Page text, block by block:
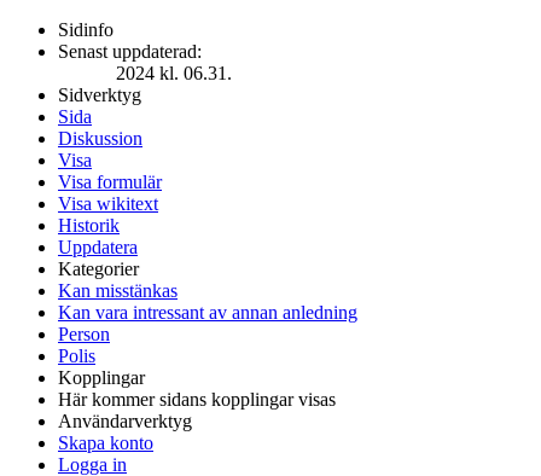
Sidinfo
Senast uppdaterad:
2024 kl. 06.31.
Sidverktyg
Sida
Diskussion
Visa
Visa formulär
Visa wikitext
Historik
Uppdatera
Kategorier
Kan misstänkas
Kan vara intressant av annan anledning
Person
Polis
Kopplingar
Här kommer sidans kopplingar visas
Användarverktyg
Skapa konto
Logga in